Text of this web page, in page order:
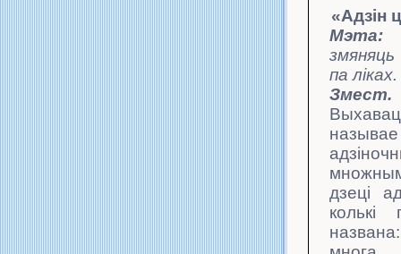
«Адзін
Мэта:
змяняць
па ліках.
Змест.
называе
дзеці
колькі